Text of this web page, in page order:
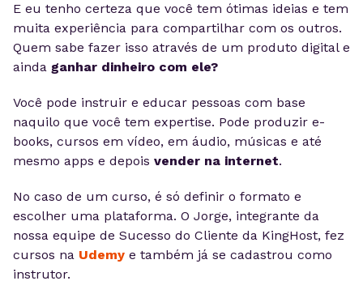
E eu tenho certeza que você tem ótimas ideias e tem
muita experiência para compartilhar com os outros.
Quem sabe fazer isso através de um produto digital e
ainda ganhar dinheiro com ele?
Você pode instruir e educar pessoas com base
naquilo que você tem expertise. Pode produzir e-
books, cursos em vídeo, em áudio, músicas e até
mesmo apps e depois vender na internet.
No caso de um curso, é só definir o formato e
escolher uma plataforma. O Jorge, integrante da
nossa equipe de Sucesso do Cliente da KingHost, fez
cursos na Udemy e também já se cadastrou como
instrutor.